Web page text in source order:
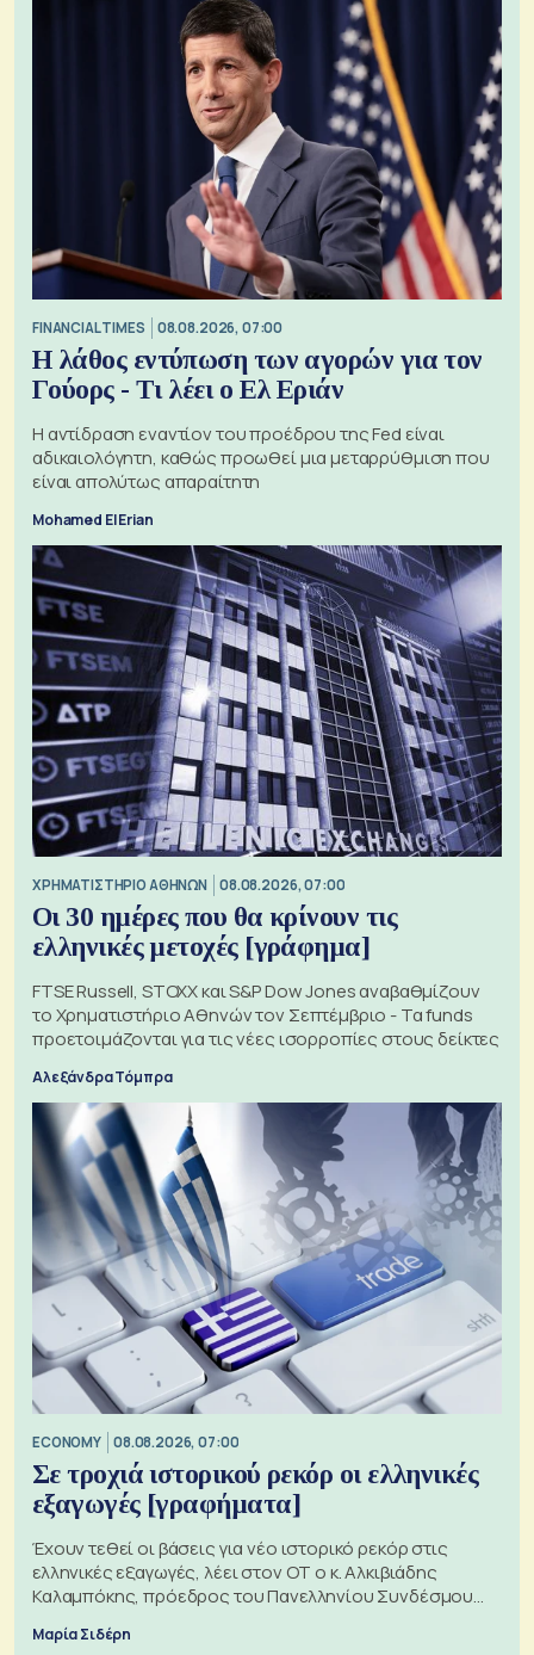
FINANCIAL TIMES 08.08.2026, 07:00
Η λάθος εντύπωση των αγορών για τον
Γούορς - Τι λέει ο Ελ Εριάν
Η αντίδραση εναντίον του προέδρου της Fed είναι
αδικαιολόγητη, καθώς προωθεί μια μεταρρύθμιση που
είναι απολύτως απαραίτητη
Mohamed El Erian
XΡΗΜΑΤΙΣΤΗΡΙΟ ΑΘΗΝΩΝ 08.08.2026, 07:00
Οι 30 ημέρες που θα κρίνουν τις
ελληνικές μετοχές [γράφημα]
FTSE Russell, STOXX και S&P Dow Jones αναβαθμίζουν
το Χρηματιστήριο Αθηνών τον Σεπτέμβριο - Τα funds
προετοιμάζονται για τις νέες ισορροπίες στους δείκτες
Αλεξάνδρα Τόμπρα
ECONOMY 08.08.2026, 07:00
Σε τροχιά ιστορικού ρεκόρ οι ελληνικές
εξαγωγές [γραφήματα]
Έχουν τεθεί οι βάσεις για νέο ιστορικό ρεκόρ στις
ελληνικές εξαγωγές, λέει στον ΟΤ ο κ. Αλκιβιάδης
Καλαμπόκης, πρόεδρος του Πανελληνίου Συνδέσμου
Μαρία Σιδέρη